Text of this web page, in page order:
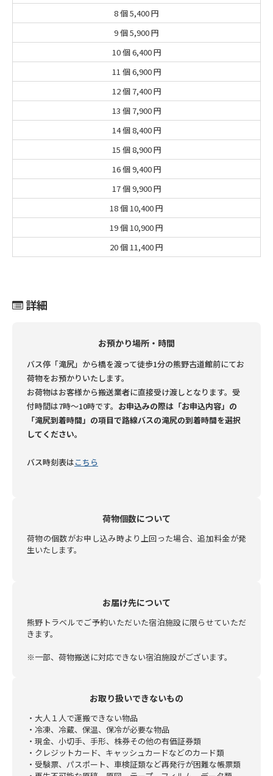
8 個5,400 円
9 個5,900 円
10 個6,400 円
11 個6,900 円
12 個7,400 円
13 個7,900 円
14 個8,400 円
15 個8,900 円
16 個9,400 円
17 個9,900 円
18 個 10,400 円
19 個 10,900 円
20 個 11,400 円
詳細
お預かり場所・時間
バス停「滝尻」から橋を渡って徒歩1分の熊野古道館前にてお
荷物をお預かりいたします。
お荷物はお客様から搬送業者に直接受け渡しとなります。 受
付時間は7時～10時です。 お申込みの際は「お申込内容」の
「滝尻到着時間」の項目で路線バスの滝尻の到着時間を選択
してください。
バス時刻表はこちら
荷物個数について
荷物の個数がお申し込み時より上回った場合、追加料金が発
生いたします。
お届け先について
熊野トラベルでご予約いただいた宿泊施設に限らせていただ
きます。
※一部、荷物搬送に対応できない宿泊施設がございます。
お取り扱いできないもの
・大人１人で運搬できない物品
・冷凍、冷蔵、保温、保冷が必要な物品
・現金、小切手、手形、株券その他の有価証券類
・クレジットカード、キャッシュカードなどのカード類
・受験票、パスポート、車検証類など再発行が困難な帳票類